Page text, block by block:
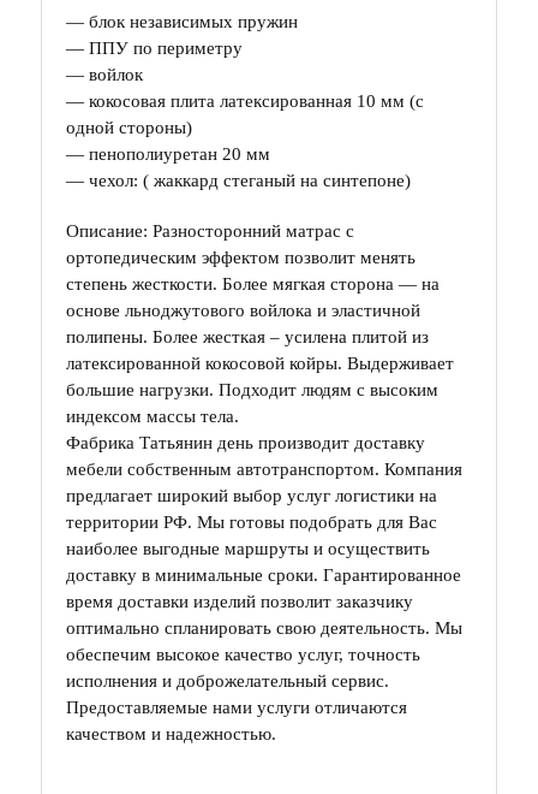
— блок независимых пружин
— ППУ по периметру
— войлок
— кокосовая плита латексированная 10 мм (с
одной стороны)
— пенополиуретан 20 мм
— чехол: ( жаккард стеганый на синтепоне)
Описание: Разносторонний матрас с
ортопедическим эффектом позволит менять
степень жесткости. Более мягкая сторона — на
основе льноджутового войлока и эластичной
полипены. Более жесткая – усилена плитой из
латексированной кокосовой койры. Выдерживает
большие нагрузки. Подходит людям с высоким
индексом массы тела.
Фабрика Татьянин день производит доставку
мебели собственным автотранспортом. Компания
предлагает широкий выбор услуг логистики на
территории РФ. Мы готовы подобрать для Вас
наиболее выгодные маршруты и осуществить
доставку в минимальные сроки. Гарантированное
время доставки изделий позволит заказчику
оптимально спланировать свою деятельность. Мы
обеспечим высокое качество услуг, точность
исполнения и доброжелательный сервис.
Предоставляемые нами услуги отличаются
качеством и надежностью.